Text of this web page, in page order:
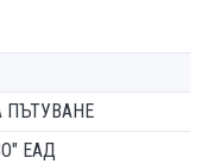
ПЪТУВАНЕ
ЕАД